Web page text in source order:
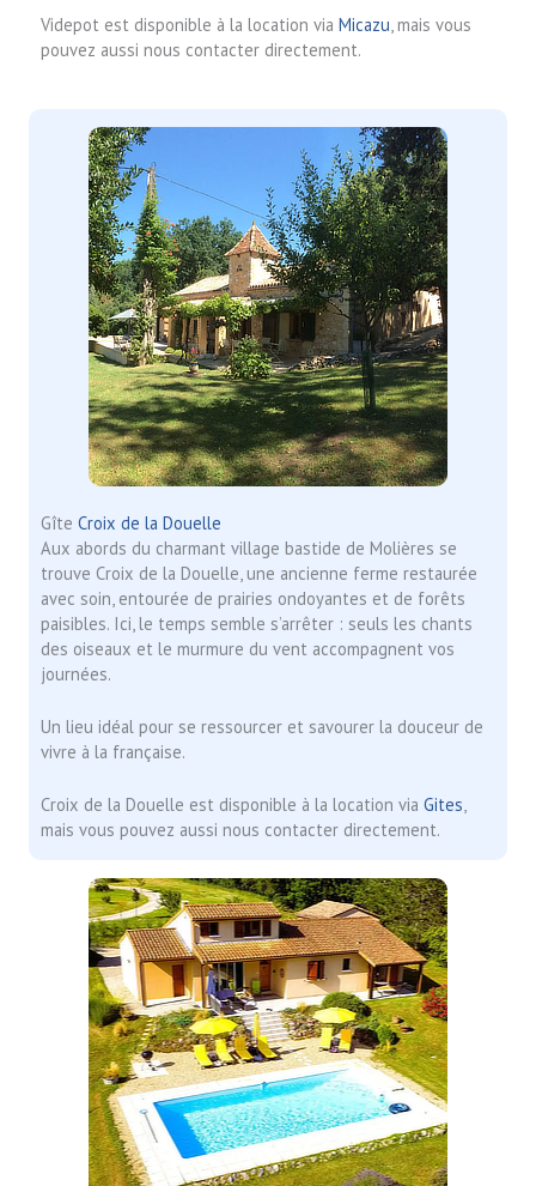
Videpot est disponible à la location via Micazu, mais vous
pouvez aussi nous contacter directement.
Gîte Croix de la Douelle
Aux abords du charmant village bastide de Molières se
trouve Croix de la Douelle, une ancienne ferme restaurée
avec soin, entourée de prairies ondoyantes et de forêts
paisibles. Ici, le temps semble s’arrêter : seuls les chants
des oiseaux et le murmure du vent accompagnent vos
journées.
Un lieu idéal pour se ressourcer et savourer la douceur de
vivre à la française.
Croix de la Douelle est disponible à la location via Gites,
mais vous pouvez aussi nous contacter directement.